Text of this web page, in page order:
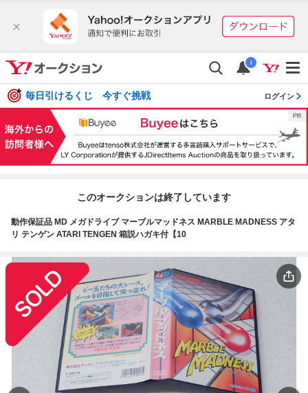
i
毎日引けるくじ 今すぐ挑戦 ログイン
このオークションは終了しています
動作保証品 MD メガドライブ マーブルマッドネス MARBLE MADNESS アタ
リ テンゲン ATARI TENGEN 箱説ハガキ付【10